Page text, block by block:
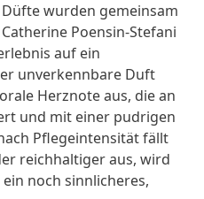
wurden gemeinsam
Poensin-Stefani
auf ein
unverkennbare Duft
Herznote aus, die an
und mit einer pudrigen
Pflegeintensität fällt
reichhaltiger aus, wird
noch sinnlicheres,